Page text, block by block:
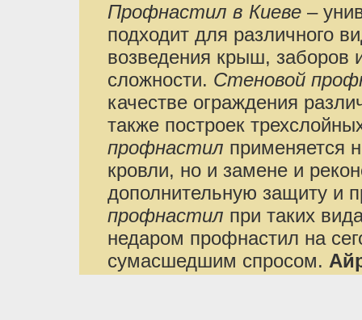
Профнастил в Киеве –
подходит для различного
возведения крыш, заборов
сложности. Стеновой
качестве ограждения
также построек
профнастил применяется
кровли, но и замене и
дополнительную защиту и
профнастил при таких
недаром профнастил на
сумасшедшим спросом.